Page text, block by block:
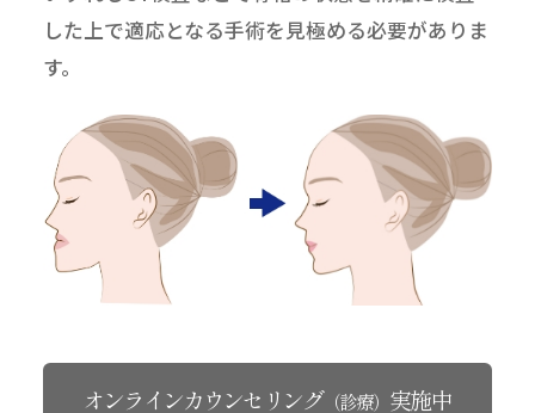
した上で適応となる手術を見極める必要がありま
す。
オンラインカウンセリング（診療） 実施中